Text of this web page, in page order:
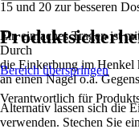
15 und 20 zur besseren
Ein einfaches Tragen ist
Durch
die Einkerbung im Henkel
an einen Nagel o.ä.
Alternativ lassen sich die
verwenden. Stechen Sie
Bereich überspringen
Verantwortlich für